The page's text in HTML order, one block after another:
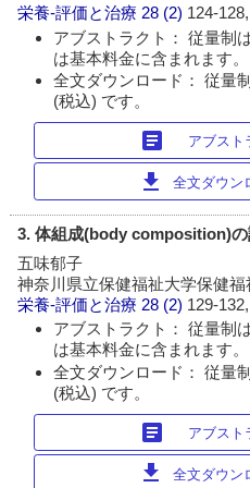
栄養-評価と治療 28 (2) 124-
アブストラクト： 従量制
は基本料金に含まれます。
全文ダウンロード： 従量
(税込) です。
article アブスト
download 全文ダウン
3. 体組成(body composition)の
五味郁子
神奈川県立保健福祉大学保健
栄養-評価と治療 28 (2) 129-
アブストラクト： 従量制
は基本料金に含まれます。
全文ダウンロード： 従量
(税込) です。
article アブスト
download 全文ダウン